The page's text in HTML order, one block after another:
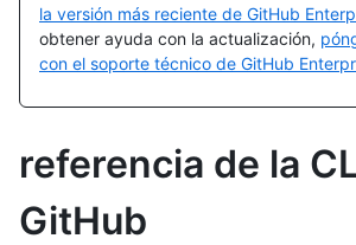
la versión más reciente de GitHub
obtener ayuda con la actualización,
con el soporte técnico de GitHub
referencia de la
GitHub